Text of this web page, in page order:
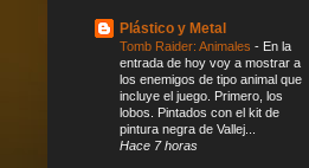
Plástico y Metal
Tomb Raider: Animales - En la
entrada de hoy voy a mostrar a
los enemigos de tipo animal que
incluye el juego. Primero, los
lobos. Pintados con el kit de
pintura negra de Vallej...
Hace 7 horas